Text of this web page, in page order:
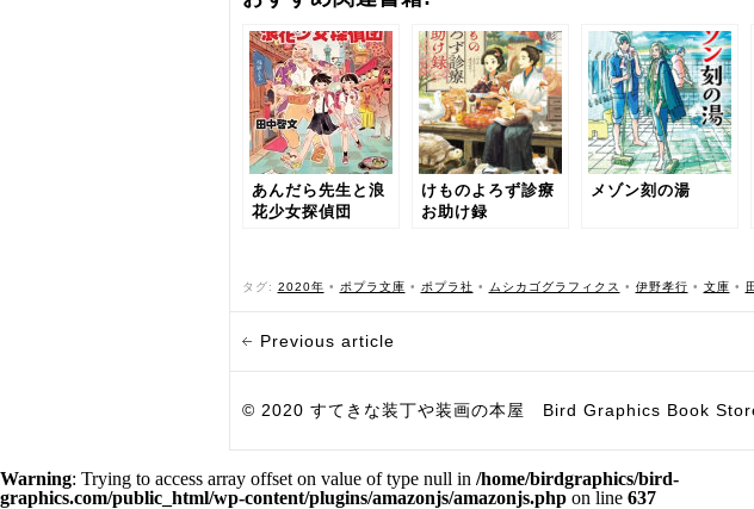
あんだら先生と浪
花少女探偵団
けものよろず診療
お助け録
メゾン刻の湯
タグ: 2020年 • ポプラ文庫 • ポプラ社 • ムシカゴグラフィクス • 伊野孝行 • 文庫 •
Previous article
© 2020 すてきな装丁や装画の本屋 Bird Graphics Book
Warning: Trying to access array offset on value of type null in /home/birdgraphics/bird-
graphics.com/public_html/wp-content/plugins/amazonjs/amazonjs.php on line 637